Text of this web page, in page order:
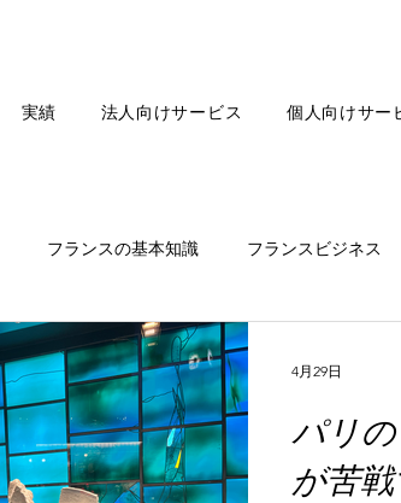
実績 法人向けサービス 個人向けサー
フランスの基本知識 フランスビジネス
フランスファッション フランス飲食
パリ
が苦
4月29日